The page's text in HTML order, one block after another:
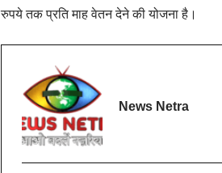
रुपये तक प्रति माह वेतन देने की योजना है।
News Netra